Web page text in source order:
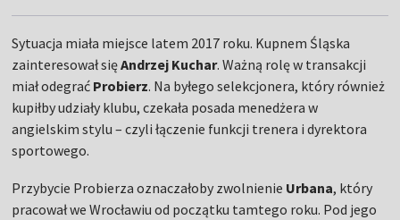
Sytuacja miała miejsce latem 2017 roku. Kupnem Śląska
zainteresował sięAndrzej Kuchar. Ważną rolę w transakcji
miał odegrać Probierz. Na byłego selekcjonera, który również
kupiłby udziały klubu, czekała posada menedżera w
angielskim stylu – czyli łączenie funkcji trenera i dyrektora
sportowego.
Przybycie Probierza oznaczałoby zwolnienie Urbana, który
pracował we Wrocławiu od początku tamtego roku. Pod jego